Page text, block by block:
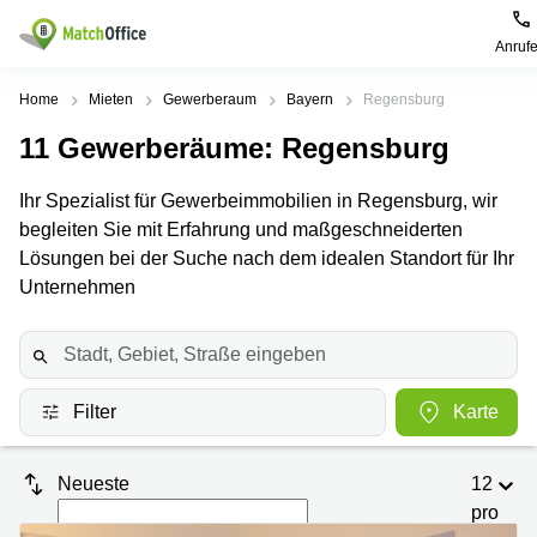
Mieten / Vermieten
Produktseiten
Büro
mieten
Business
center
Coworking
Space
Seminarraum
Virtuelles
Beliebte
Büro
mieten
München
Hamburg
Geschäftsadresse
Düsseldorf
Stuttgart
Büro
Beliebte
Regus
Dortmund
Ellipson
9
Dortmund
Ballindamm
3
Rahel-
Hirsch-
Straße
Hilfe
Über uns
Büro vermieten
Preis
Log-in
Home Mieten Gewerberaum Bayern Regensburg
11 Gewerberäume: Regensburg
Ihr Spezialist für Gewerbeimmobilien in Regensburg, wir
begleiten Sie mit Erfahrung und maßgeschneiderten
Lösungen bei der Suche nach dem idealen Standort für Ihr
Unternehmen
Filter Karte
Neueste
12
pro